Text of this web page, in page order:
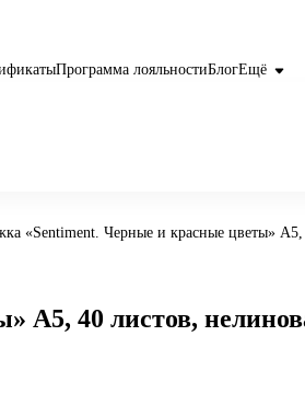
Программа лояльностиБлогЕщё
«Sentiment. Черные и красные цветы»
А5, 40 листов,